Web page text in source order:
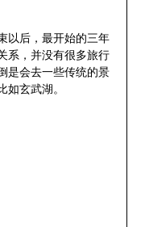
以后，最开始的三年
系，并没有很多旅行
是会去一些传统的景
玄武湖。